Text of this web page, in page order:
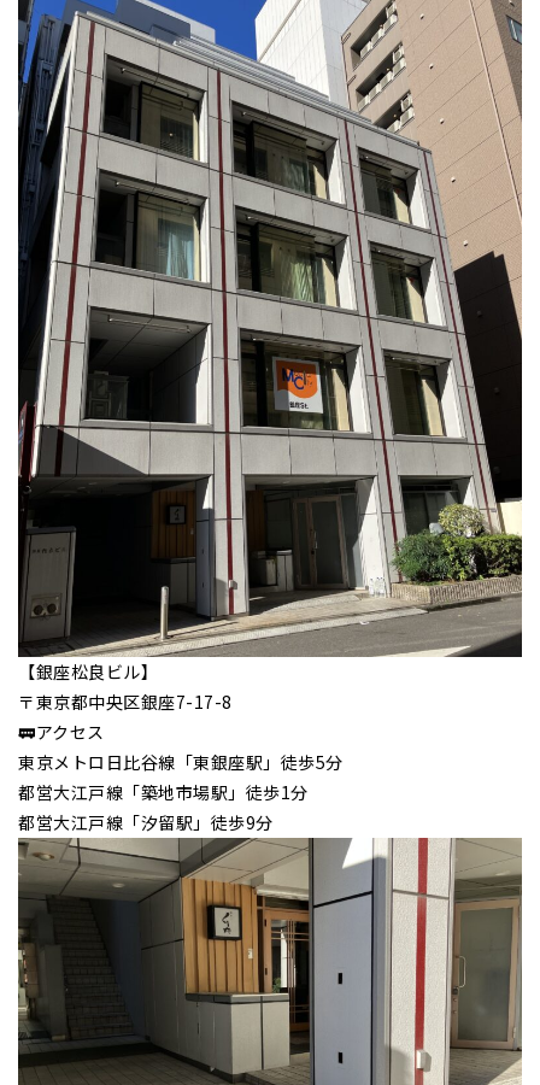
【銀座松良ビル】
〒東京都中央区銀座7-17-8
🚃アクセス
東京メトロ日比谷線「東銀座駅」徒歩5分
都営大江戸線「築地市場駅」徒歩1分
都営大江戸線「汐留駅」徒歩9分